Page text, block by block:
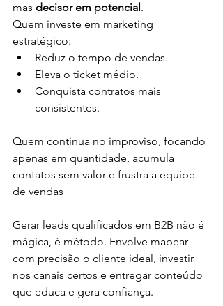
mas decisor em potencial.
Quem investe em marketing
estratégico:
Reduz o tempo de vendas.
Eleva o ticket médio.
Conquista contratos mais
consistentes.
Quem continua no improviso, focando
apenas em quantidade, acumula
contatos sem valor e frustra a equipe
de vendas
Gerar leads qualificados em B2B não é
mágica, é método. Envolve mapear
com precisão o cliente ideal, investir
nos canais certos e entregar conteúdo
que educa e gera confiança.